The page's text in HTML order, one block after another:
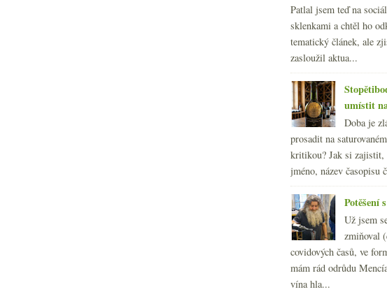
Patlal jsem teď na
sklenkami a chtěl ho
tematický článek, ale
zasloužil aktua...
umístit
Doba je
prosadit na
kritikou? Jak si zajistit,
jméno, název časopisu
Potěšení
Už jsem
zmiňoval
covidových časů, ve
mám rád odrůdu
vína hla...